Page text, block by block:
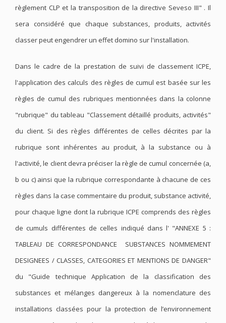
règlement CLP et la transposition de la directive Seveso III" . Il
sera considéré que chaque substances, produits, activités
classer peut engendrer un effet domino sur l'installation.
Dans le cadre de la prestation de suivi de classement ICPE,
l'application des calculs des règles de cumul est basée sur les
règles de cumul des rubriques mentionnées dans la colonne
"rubrique" du tableau "Classement détaillé produits, activités"
du client. Si des règles différentes de celles décrites par la
rubrique sont inhérentes au produit, à la substance ou à
l'activité, le client devra préciser la règle de cumul concernée (a,
b ou c) ainsi que la rubrique correspondante à chacune de ces
règles dans la case commentaire du produit, substance activité,
pour chaque ligne dont la rubrique ICPE comprends des règles
de cumuls différentes de celles indiqué dans l' "ANNEXE 5 :
TABLEAU DE CORRESPONDANCE SUBSTANCES NOMMEMENT
DESIGNEES / CLASSES, CATEGORIES ET MENTIONS DE DANGER"
du "Guide technique Application de la classification des
substances et mélanges dangereux à la nomenclature des
installations classées pour la protection de l’environnement